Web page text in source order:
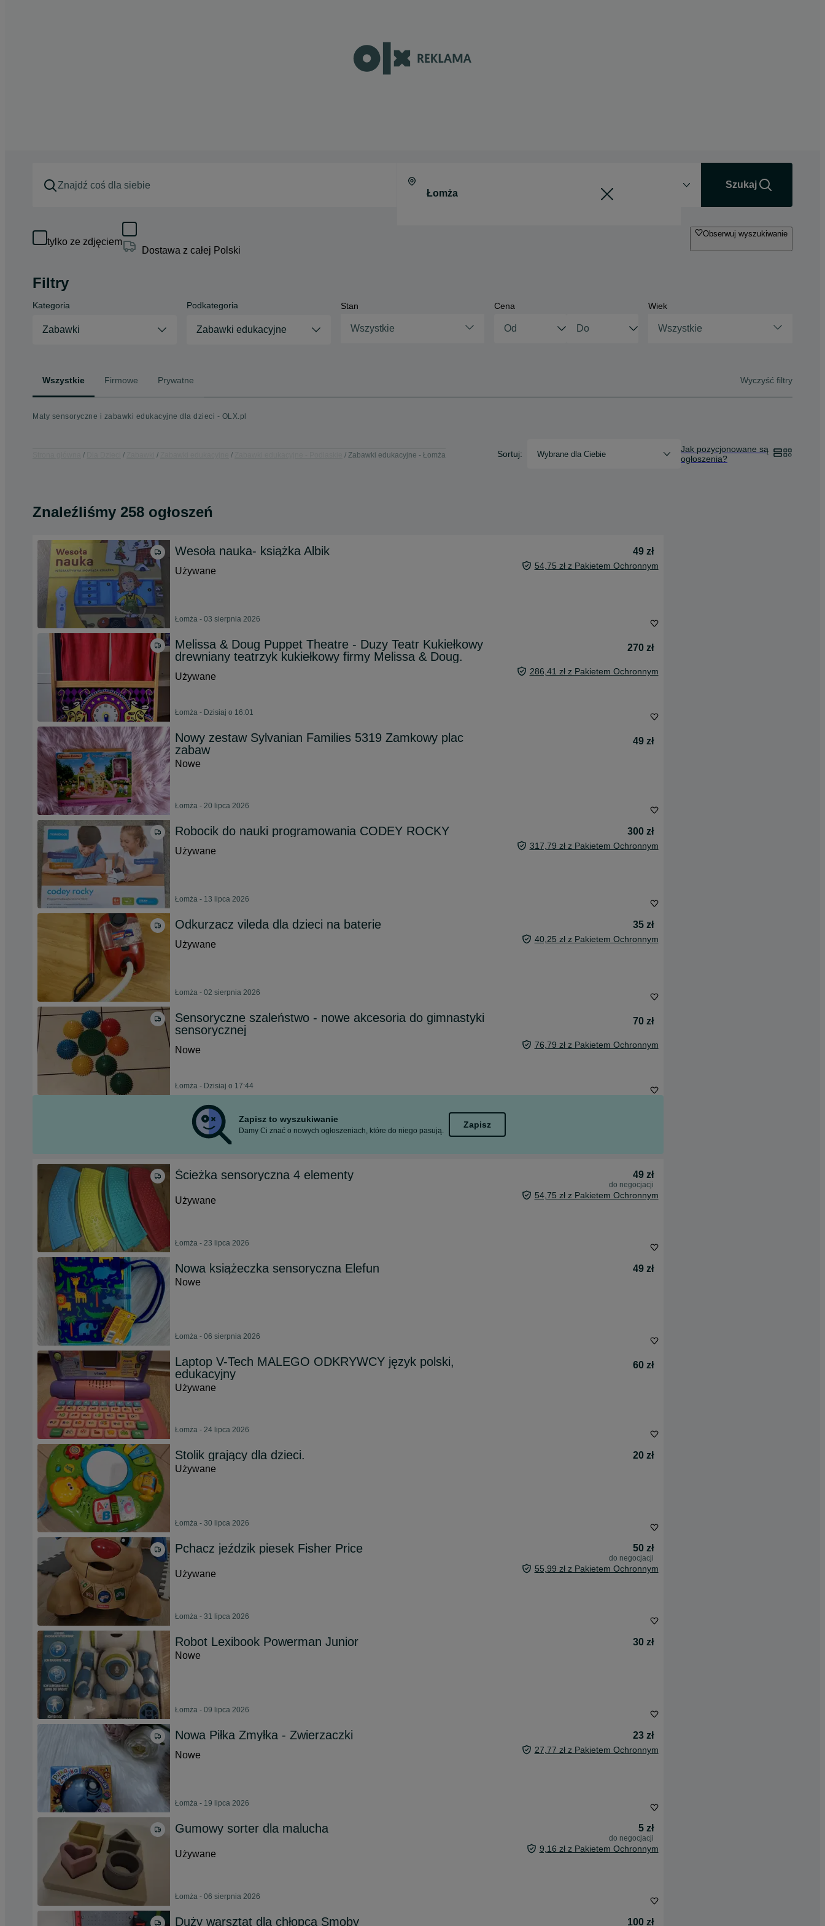
Szukaj
tylko ze zdjęciem
Dostawa z całej Polski
Obserwuj wyszukiwanie
Filtry
Kategoria
Zabawki
Podkategoria
Zabawki edukacyjne
Stan
Wszystkie
Cena Wiek
Wszystkie
Wszystkie Firmowe Prywatne Wyczyść filtry
Maty sensoryczne i zabawki edukacyjne dla dzieci - OLX.pl
Zabawki edukacyjne - Łomża Sortuj: Wybrane dla Ciebie
Jak pozycjonowane są
ogłoszenia?
Znaleźliśmy 258 ogłoszeń
Wesoła nauka- książka Albik
49 zł
Używane
54,75 zł z Pakietem Ochronnym
Łomża - 03 sierpnia 2026
Melissa & Doug Puppet Theatre - Duzy Teatr Kukiełkowy
drewniany teatrzyk kukiełkowy firmy Melissa & Doug.
270 zł
Używane 286,41 zł z Pakietem Ochronnym
Łomża - Dzisiaj o 16:01
Nowy zestaw Sylvanian Families 5319 Zamkowy plac
zabaw
49 zł
Nowe
Łomża - 20 lipca 2026
Robocik do nauki programowania CODEY ROCKY
300 zł
Używane
317,79 zł z Pakietem Ochronnym
Łomża - 13 lipca 2026
Odkurzacz vileda dla dzieci na baterie
35 zł
Używane
40,25 zł z Pakietem Ochronnym
Łomża - 02 sierpnia 2026
Sensoryczne szaleństwo - nowe akcesoria do gimnastyki
sensorycznej
70 zł
Nowe 76,79 zł z Pakietem Ochronnym
Łomża - Dzisiaj o 17:44
Zapisz to wyszukiwanie
Damy Ci znać o nowych ogłoszeniach, które do niego pasują.
Zapisz
Ścieżka sensoryczna 4 elementy 49 zł
do negocjacji
Używane 54,75 zł z Pakietem Ochronnym
Łomża - 23 lipca 2026
Nowa książeczka sensoryczna Elefun
49 zł
Nowe
Łomża - 06 sierpnia 2026
Laptop V-Tech MALEGO ODKRYWCY język polski,
edukacyjny
60 zł
Używane
Łomża - 24 lipca 2026
Stolik grający dla dzieci.
20 zł
Używane
Łomża - 30 lipca 2026
Pchacz jeździk piesek Fisher Price 50 zł
do negocjacji
Używane 55,99 zł z Pakietem Ochronnym
Łomża - 31 lipca 2026
Robot Lexibook Powerman Junior
30 zł
Nowe
Łomża - 09 lipca 2026
Nowa Piłka Zmyłka - Zwierzaczki
23 zł
Nowe
27,77 zł z Pakietem Ochronnym
Łomża - 19 lipca 2026
Gumowy sorter dla malucha 5 zł
do negocjacji
Używane 9,16 zł z Pakietem Ochronnym
Łomża - 06 sierpnia 2026
Duży warsztat dla chłopca Smoby 100 zł